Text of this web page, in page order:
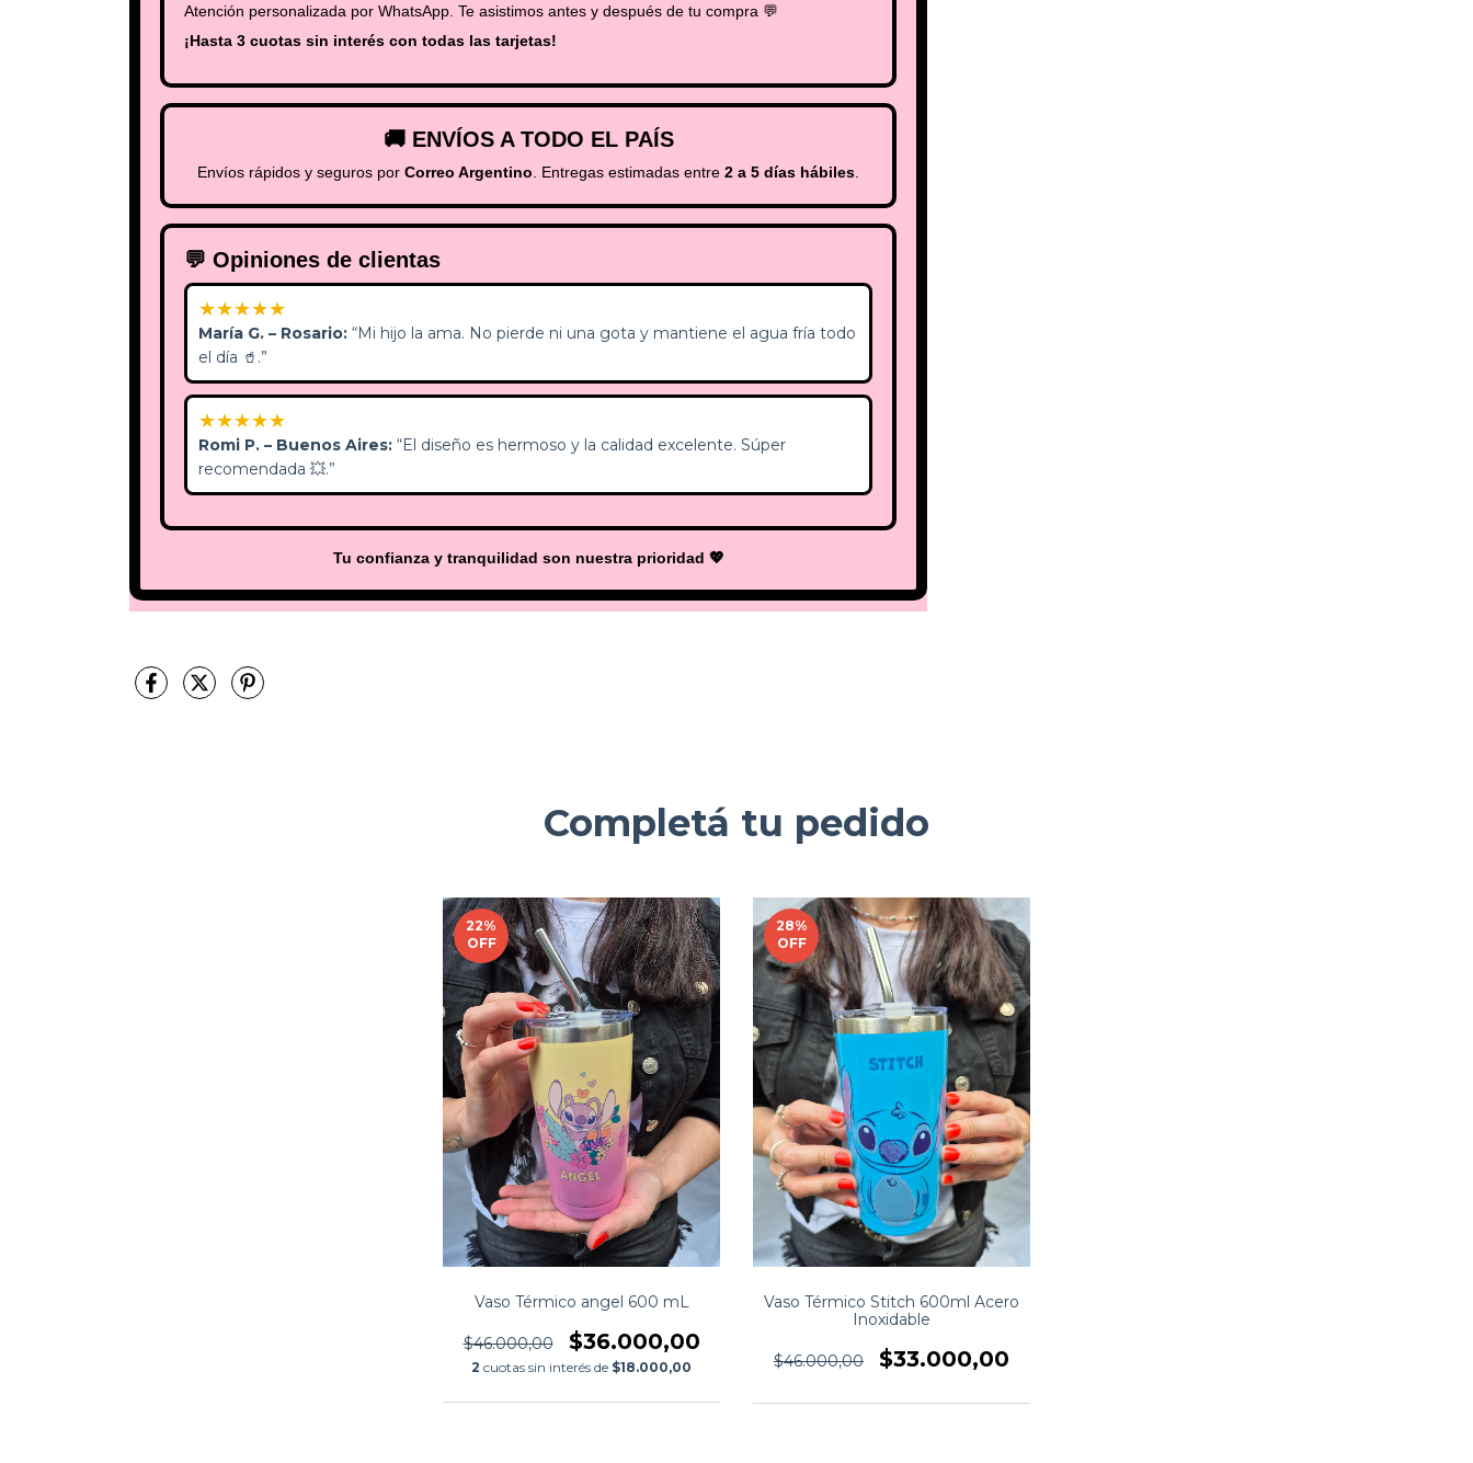
Atención personalizada por WhatsApp. Te asistimos antes y después de tu compra 💬
¡Hasta 3 cuotas sin interés con todas las tarjetas!
🚚 ENVÍOS A TODO EL PAÍS
Envíos rápidos y seguros por Correo Argentino . Entregas estimadas entre 2 a 5 días hábiles
💬 Opiniones de clientas
★★★★★
María G. – Rosario: “Mi hijo la ama. No pierde ni una gota y mantiene el agua fría todo
el día 🥤.”
★★★★★
Romi P. – Buenos Aires: “El diseño es hermoso y la calidad excelente. Súper
recomendada 💥.”
Tu confianza y tranquilidad son nuestra prioridad 💖
Completá tu pedido
22%
OFF
ENVÍO GRATIS
Vaso Térmico angel 600 mL
$46.000,00 $36.000,00
2 cuotas sin interés de $18.000,00
28%
OFF
ENVÍO GRATIS
Vaso Térmico Stitch 600ml Acero
Inoxidable
$46.000,00 $33.000,00